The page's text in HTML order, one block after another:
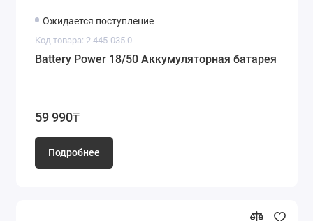
Ожидается поступление
Код товара: 2.445-035.0
Battery Power 18/50 Аккумуляторная батарея
59 990₸
Подробнее